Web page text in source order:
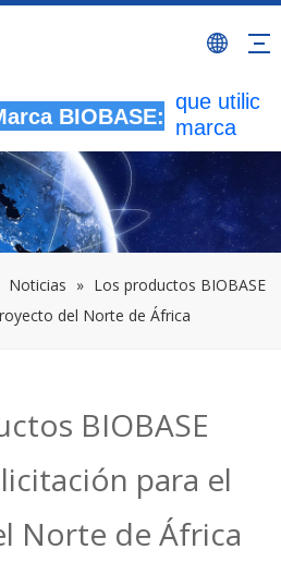
BIOBASE:
que
marca
BIOBASE
serán
una
Noticias » Los productos BIOBASE
del Norte de África
BIOBASE
para el
Norte de África